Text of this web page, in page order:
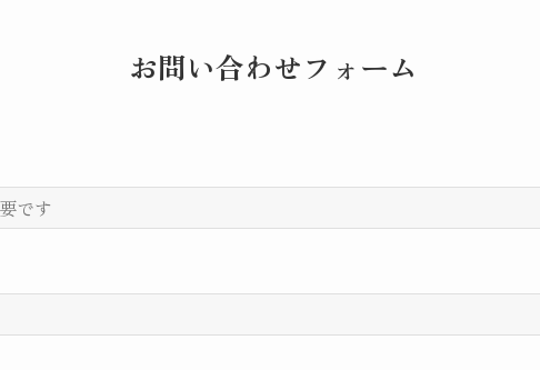
お問い合わせフォーム